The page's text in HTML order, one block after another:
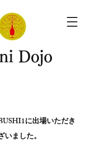
Dojo
に出場いただき
ました。